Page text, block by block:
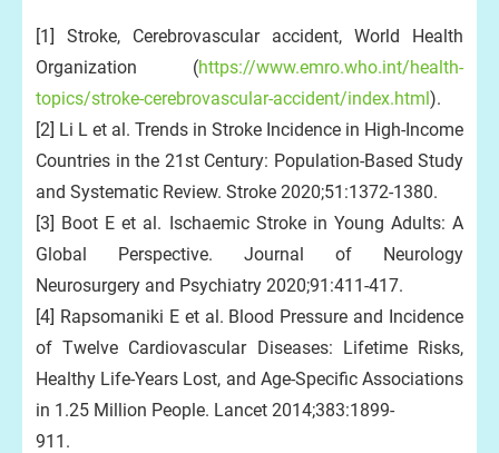
[1] Stroke, Cerebrovascular accident, World Health
Organization (https://www.emro.who.int/health-
topics/stroke-cerebrovascular-accident/index.html).
[2] Li L et al. Trends in Stroke Incidence in High-Income
Countries in the 21st Century: Population-Based Study
and Systematic Review. Stroke 2020;51:1372-1380.
[3] Boot E et al. Ischaemic Stroke in Young Adults: A
Global Perspective. Journal of Neurology
Neurosurgery and Psychiatry 2020;91:411-417.
[4] Rapsomaniki E et al. Blood Pressure and Incidence
of Twelve Cardiovascular Diseases: Lifetime Risks,
Healthy Life-Years Lost, and Age-Specific Associations
in 1.25 Million People. Lancet 2014;383:1899-
911.